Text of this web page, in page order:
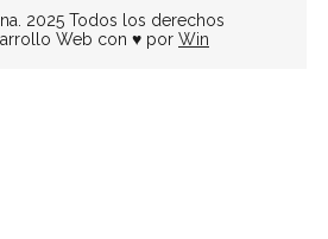
2025 Todos los derechos
Web con ♥ por Win